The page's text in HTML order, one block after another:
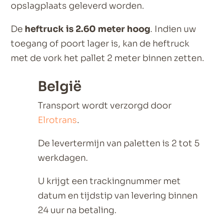
opslagplaats geleverd worden.
De heftruck is 2.60 meter hoog. Indien uw
toegang of poort lager is, kan de heftruck
met de vork het pallet 2 meter binnen zetten.
België
Transport wordt verzorgd door
Elrotrans.
De levertermijn van paletten is 2 tot 5
werkdagen.
U krijgt een trackingnummer met
datum en tijdstip van levering binnen
24 uur na betaling.